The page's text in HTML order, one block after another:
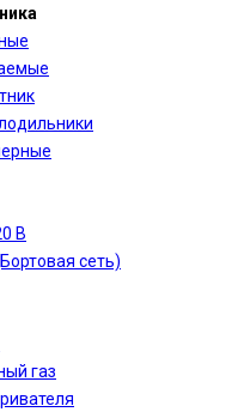
В
сеть)
газ